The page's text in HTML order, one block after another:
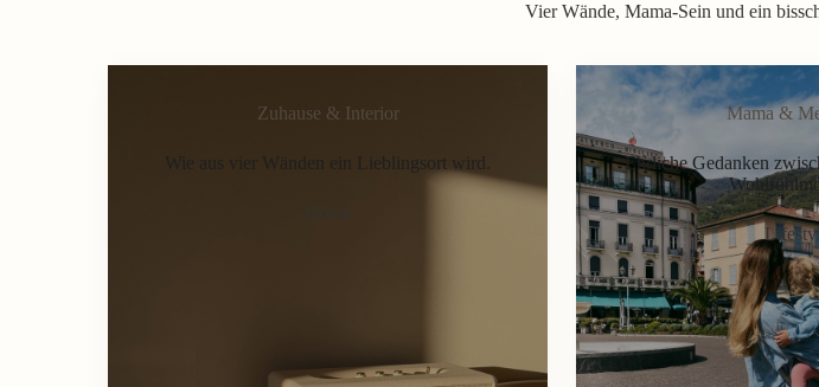
Vier Wände, Mama-Sein und ein
Zuhause & Interior
Wie aus vier Wänden ein Lieblingsort wird.
Mama &
Ehrliche Gedanken